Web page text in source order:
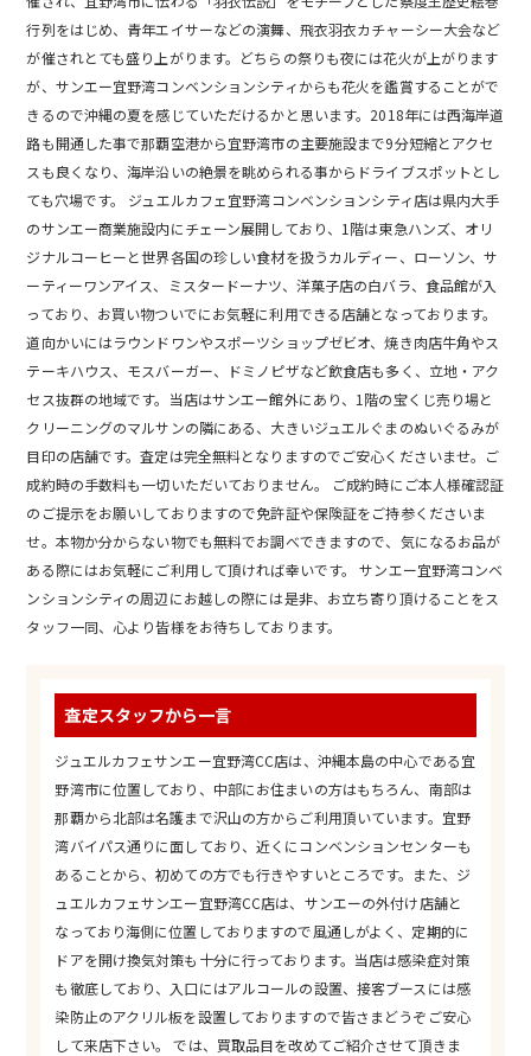
行列をはじめ、青年エイサーなどの演舞、飛衣羽衣カチャーシー大会など
が催されとても盛り上がります。どちらの祭りも夜には花火が上がります
が、サンエー宜野湾コンベンションシティからも花火を鑑賞することがで
きるので沖縄の夏を感じていただけるかと思います。2018年には西海岸道
路も開通した事で那覇空港から宜野湾市の主要施設まで9分短縮とアクセ
スも良くなり、海岸沿いの絶景を眺められる事からドライブスポットとし
ても穴場です。 ジュエルカフェ宜野湾コンベンションシティ店は県内大手
のサンエー商業施設内にチェーン展開しており、1階は東急ハンズ、オリ
ジナルコーヒーと世界各国の珍しい食材を扱うカルディー、ローソン、サ
ーティーワンアイス、ミスタードーナツ、洋菓子店の白バラ、食品館が入
っており、お買い物ついでにお気軽に利用できる店舗となっております。
道向かいにはラウンドワンやスポーツショップゼビオ、焼き肉店牛角やス
テーキハウス、モスバーガー、ドミノピザなど飲食店も多く、立地・アク
セス抜群の地域です。当店はサンエー館外にあり、1階の宝くじ売り場と
クリーニングのマルサンの隣にある、大きいジュエルぐまのぬいぐるみが
目印の店舗です。査定は完全無料となりますのでご安心くださいませ。ご
成約時の手数料も一切いただいておりません。 ご成約時にご本人様確認証
のご提示をお願いしておりますので免許証や保険証をご持参くださいま
せ。本物か分からない物でも無料でお調べできますので、気になるお品が
ある際にはお気軽にご利用して頂ければ幸いです。 サンエー宜野湾コンベ
ンションシティの周辺にお越しの際には是非、お立ち寄り頂けることをス
タッフ一同、心より皆様をお待ちしております。
査定スタッフから一言
ジュエルカフェサンエー宜野湾CC店は、沖縄本島の中心である宜
野湾市に位置しており、中部にお住まいの方はもちろん、南部は
那覇から北部は名護まで沢山の方からご利用頂いています。宜野
湾バイパス通りに面しており、近くにコンベンションセンターも
あることから、初めての方でも行きやすいところです。また、ジ
ュエルカフェサンエー宜野湾CC店は、サンエーの外付け店舗と
なっており海側に位置しておりますので風通しがよく、定期的に
ドアを開け換気対策も十分に行っております。当店は感染症対策
も徹底しており、入口にはアルコールの設置、接客ブースには感
染防止のアクリル板を設置しておりますので皆さまどうぞご安心
して来店下さい。 では、買取品目を改めてご紹介させて頂きま